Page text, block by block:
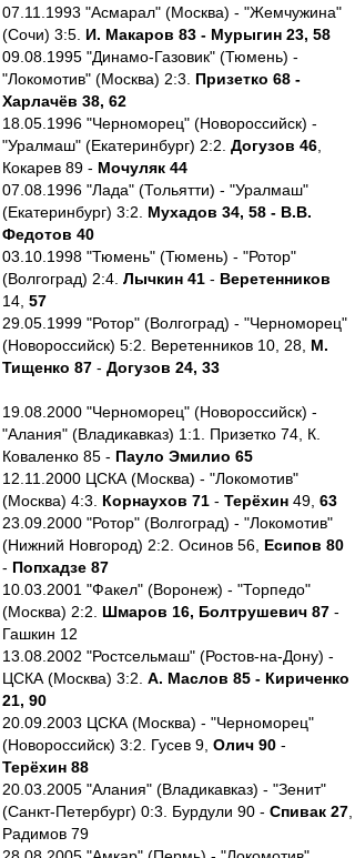
07.11.1993 "Асмарал" (Москва) - "Жемчужина"
(Сочи) 3:5. И. Макаров 83 - Мурыгин 23, 58
09.08.1995 "Динамо-Газовик" (Тюмень) -
"Локомотив" (Москва) 2:3. Призетко 68 -
Харлачёв 38, 62
18.05.1996 "Черноморец" (Новороссийск) -
"Уралмаш" (Екатеринбург) 2:2. Догузов 46
Кокарев 89 - Мочуляк 44
07.08.1996 "Лада" (Тольятти) - "Уралмаш"
(Екатеринбург) 3:2. Мухадов 34, 58 - В.В.
Федотов 40
03.10.1998 "Тюмень" (Тюмень) - "Ротор"
(Волгоград) 2:4. Лычкин 41 - Веретенников
14, 57
29.05.1999 "Ротор" (Волгоград) - "Черноморец"
(Новороссийск) 5:2. Веретенников 10, 28, М.
Тищенко 87 - Догузов 24, 33
19.08.2000 "Черноморец" (Новороссийск) -
"Алания" (Владикавказ) 1:1. Призетко 74, К.
Коваленко 85 - Пауло Эмилио 65
12.11.2000 ЦСКА (Москва) - "Локомотив"
(Москва) 4:3. Корнаухов 71 - Терёхин 49, 63
23.09.2000 "Ротор" (Волгоград) - "Локомотив"
(Нижний Новгород) 2:2. Осинов 56, Есипов 80
- Попхадзе 87
10.03.2001 "Факел" (Воронеж) - "Торпедо"
(Москва) 2:2. Шмаров 16, Болтрушевич 87 -
Гашкин 12
13.08.2002 "Ростсельмаш" (Ростов-на-Дону) -
ЦСКА (Москва) 3:2. А. Маслов 85 - Кириченко
21, 90
20.09.2003 ЦСКА (Москва) - "Черноморец"
(Новороссийск) 3:2. Гусев 9, Олич 90 -
Терёхин 88
20.03.2005 "Алания" (Владикавказ) - "Зенит"
(Санкт-Петербург) 0:3. Бурдули 90 - Спивак 27
Радимов 79